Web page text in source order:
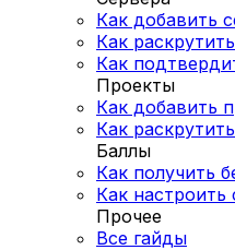
Как добавить
Как
Как
Проекты
Как добавить
Как
Баллы
Как получить
Как настроить
Прочее
Все гайды